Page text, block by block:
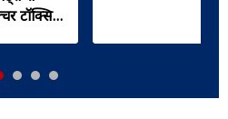
टॉक्सिक